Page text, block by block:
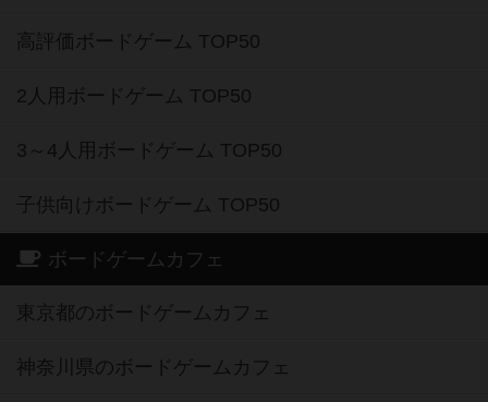
高評価ボードゲーム TOP50
2人用ボードゲーム TOP50
3～4人用ボードゲーム TOP50
子供向けボードゲーム TOP50
ボードゲームカフェ
東京都のボードゲームカフェ
神奈川県のボードゲームカフェ